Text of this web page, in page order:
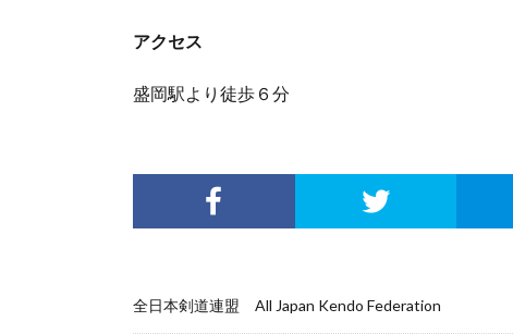
アクセス
盛岡駅より徒歩６分
全日本剣道連盟 All Japan Kendo Federation